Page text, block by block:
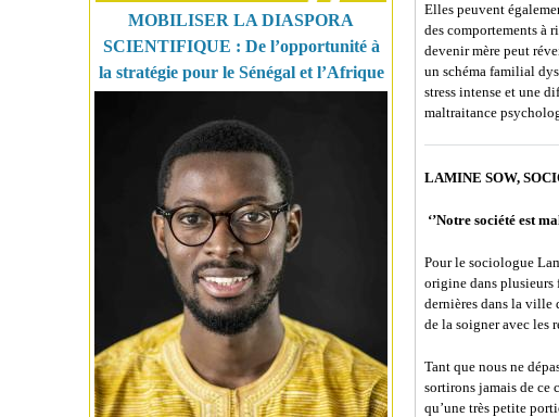
MOBILISER LA DIASPORA
SCIENTIFIQUE : De l’opportunité à
la stratégie pour le Sénégal et l’Afrique
Elles peuvent
des comportements à
devenir mère peut
un schéma familial
stress intense et une
maltraitance
LAMINE SOW,
‘’Notre société est
Pour le sociologue
origine dans plusieurs
dernières dans la ville
de la soigner avec les
Tant que nous ne
sortirons jamais de ce
qu’une très petite